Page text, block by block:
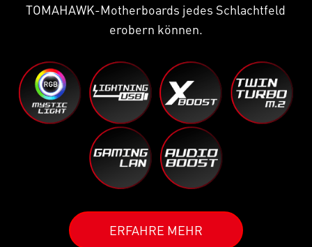
TOMAHAWK-Motherboards jedes Schlachtfeld
erobern können.
ERFAHRE MEHR